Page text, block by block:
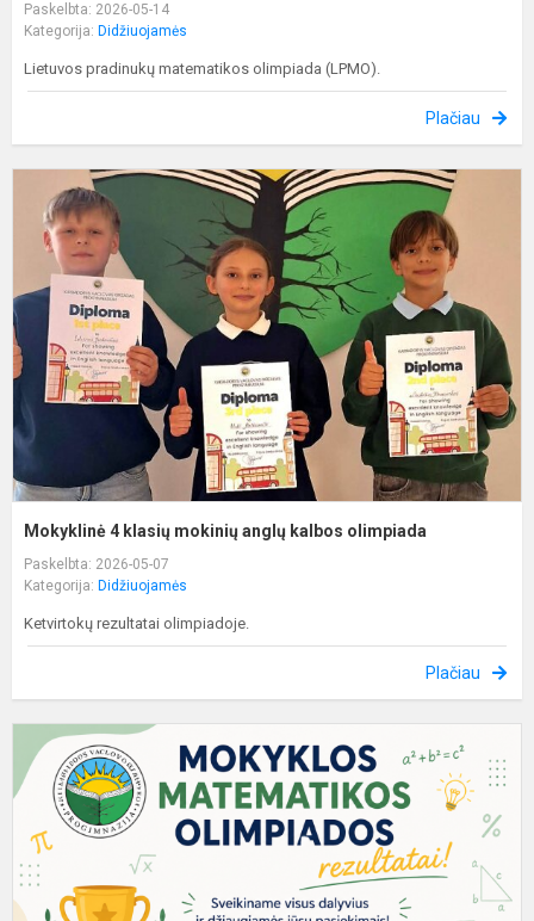
Paskelbta: 2026-05-14
Kategorija: Didžiuojamės
Lietuvos pradinukų matematikos olimpiada (LPMO).
Plačiau
Mokyklinė 4 klasių mokinių anglų kalbos olimpiada
Paskelbta: 2026-05-07
Kategorija: Didžiuojamės
Ketvirtokų rezultatai olimpiadoje.
Plačiau